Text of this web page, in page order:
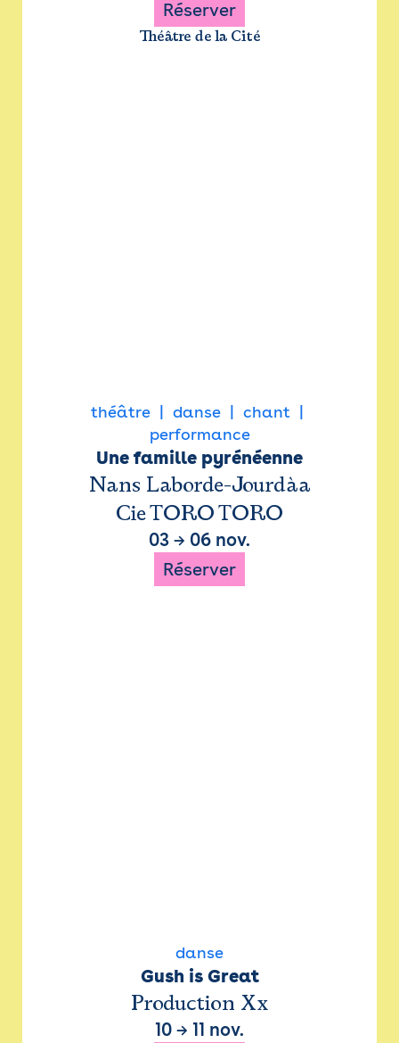
Réserver
Théâtre de la Cité
théâtre danse
chant
performance
Une famille pyrénéenne
Nans Laborde-Jourdàa
Cie TORO TORO
03 → 06 nov.
Réserver
danse
Gush is Great
Production Xx
10 → 11 nov.